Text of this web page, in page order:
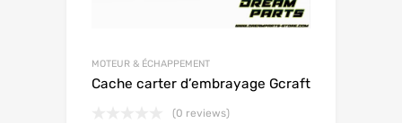
MOTEUR & ÉCHAPPEMENT
Cache carter d’embrayage Gcraft
(0 reviews)